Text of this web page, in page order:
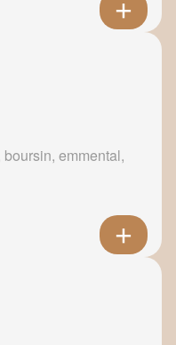
emmental,